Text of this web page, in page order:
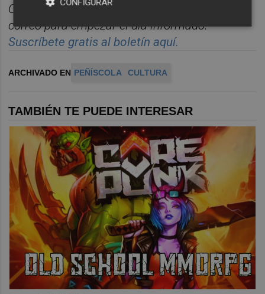
Castellón, reunidas cada ma
correo para empezar el día informado.
Suscríbete gratis al boletín aquí.
ARCHIVADO EN PEÑÍSCOLA CULTURA
TAMBIÉN TE PUEDE INTERESAR
CONFIGURAR